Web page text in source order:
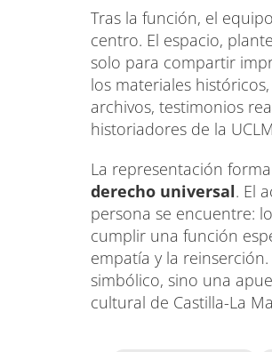
Tras la función, el
centro. El espacio,
solo para compartir
los materiales
archivos, testimonios
historiadores de la
La representación
derecho universal. El
persona se encuentre:
cumplir una función
empatía y la
simbólico, sino una
cultural de Castilla-La